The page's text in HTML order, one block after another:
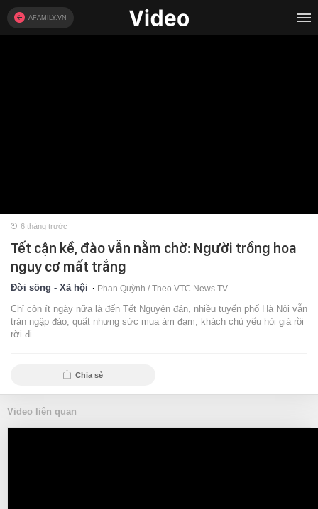
AFAMILY.VN
6 tháng trước
Tết cận kề, đào vẫn nằm chờ: Người trồng hoa
nguy cơ mất trắng
Đời sống - Xã hội Phan Quỳnh / Theo VTC News TV
Chỉ còn ít ngày nữa là đến Tết Nguyên đán, nhiều tuyến phố Hà Nội vẫn
tràn ngập đào, quất nhưng sức mua ảm đạm, khách chủ yếu hỏi giá rồi
rời đi.
Chia sẻ
Video liên quan